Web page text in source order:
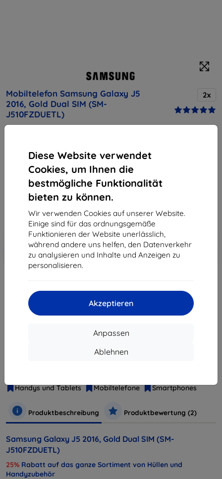
Diese Website verwendet
Cookies, um Ihnen die
bestmögliche Funktionalität
bieten zu können.
Wir verwenden Cookies auf unserer Website.
Einige sind für das ordnungsgemäße
Funktionieren der Website unerlässlich,
während andere uns helfen, den Datenverkehr
zu analysieren und Inhalte und Anzeigen zu
personalisieren.
Akzeptieren
Anpassen
Ablehnen
Mobiltelefon Samsung Galaxy J5
2016, Gold Dual SIM (SM-
J510FZDUETL)
2x
Rabatt
auf sämtliches Zubehör dafür!
Produktbeschreibung
Endpreis
181,90 €
163,71 €
-10%
Rabatt mit Gutschein
EXTRA10
In den
Warenkorb
ausverkauft
Handys und Tablets
Mobiltelefone Smartphones
Produktbeschreibung Produktbewertung (2)
Samsung Galaxy J5 2016, Gold Dual SIM (SM-
J510FZDUETL)
25% Rabatt auf das ganze Sortiment von Hüllen und
Handyzubehör